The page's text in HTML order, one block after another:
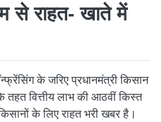
से राहत- खाते में
के जरिए प्रधानमंत्री किसान
तहत वित्तीय लाभ की आठवीं किस्त
के लिए राहत भरी खबर है।